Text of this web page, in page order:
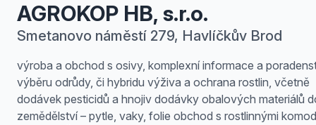
AGROKOP HB, s.r.o.
Smetanovo náměstí 279, Havlíčkův Brod
výroba a obchod s osivy, komplexní informace a
výběru odrůdy, či hybridu výživa a ochrana rostlin, včetně
dodávek pesticidů a hnojiv dodávky obalových materiálů
zemědělství – pytle, vaky, folie obchod s rostlinnými